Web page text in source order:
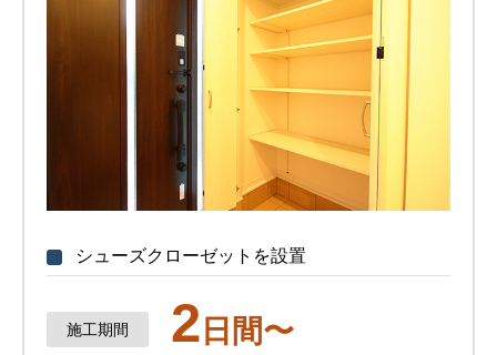
シューズクローゼットを設置
施⼯期間 2 ⽇間〜